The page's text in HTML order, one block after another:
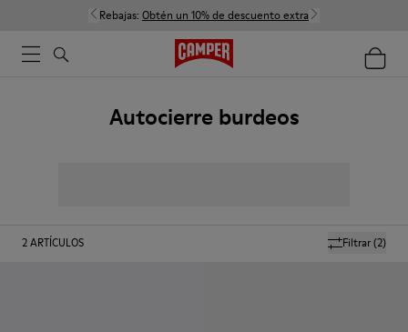
Rebajas: Obtén un 10% de descuento extra
Autocierre burdeos
Filtrar(2)
2ARTÍCULOS